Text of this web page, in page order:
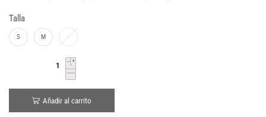
Talla
S M
Añadir al carrito